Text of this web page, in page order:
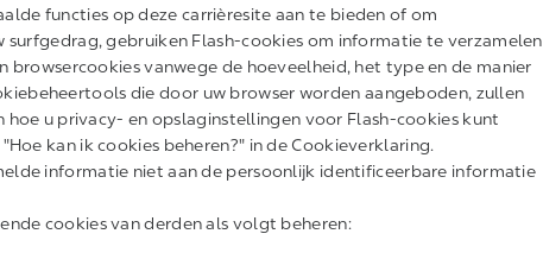
functies op deze carrièresite aan te bieden of om
surfgedrag, gebruiken Flash-cookies om informatie te verzamelen
browsercookies vanwege de hoeveelheid, het type en de manier
die door uw browser worden aangeboden, zullen
hoe u privacy- en opslaginstellingen voor Flash-cookies kunt
kan ik cookies beheren?" in de Cookieverklaring.
informatie niet aan de persoonlijk identificeerbare informatie
cookies van derden als volgt beheren: